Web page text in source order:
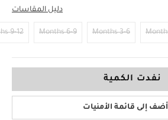
دليل المقاسات
3-6 Months
6-9 Months
9-12 Months
نفدت الكمية
أضف إلى قائمة الأمنيات